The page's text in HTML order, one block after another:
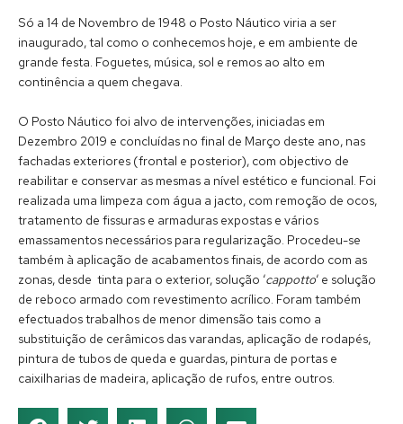
Só a 14 de Novembro de 1948 o Posto Náutico viria a ser
inaugurado, tal como o conhecemos hoje, e em ambiente de
grande festa. Foguetes, música, sol e remos ao alto em
continência a quem chegava.
O Posto Náutico foi alvo de intervenções, iniciadas em
Dezembro 2019 e concluídas no final de Março deste ano, nas
fachadas exteriores (frontal e posterior), com objectivo de
reabilitar e conservar as mesmas a nível estético e funcional. Foi
realizada uma limpeza com água a jacto, com remoção de ocos,
tratamento de fissuras e armaduras expostas e vários
emassamentos necessários para regularização. Procedeu-se
também à aplicação de acabamentos finais, de acordo com as
zonas, desde tinta para o exterior, solução ‘cappotto‘ e solução
de reboco armado com revestimento acrílico. Foram também
efectuados trabalhos de menor dimensão tais como a
substituição de cerâmicos das varandas, aplicação de rodapés,
pintura de tubos de queda e guardas, pintura de portas e
caixilharias de madeira, aplicação de rufos, entre outros.